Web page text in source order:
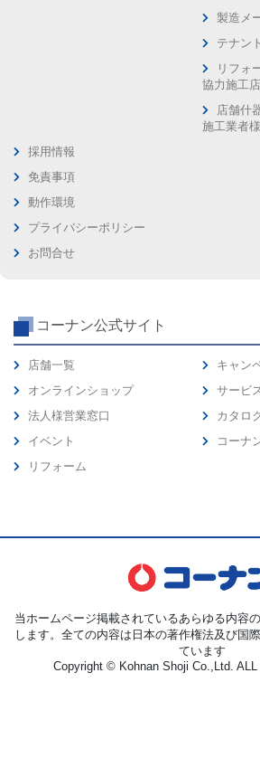
製造メ
テナン
リフォ
協力施工
店舗什
施工業者
採用情報
免責事項
動作環境
プライバシーポリシー
お問合せ
コーナン公式サイト
店舗一覧
オンラインショップ
法人様営業窓口
イベント
リフォーム
キャン
サービ
カタロ
コーナ
当ホームページ掲載されているあらゆる内容
します。全ての内容は日本の著作権法及び国
ています
Copyright © Kohnan Shoji Co.,Ltd. ALL